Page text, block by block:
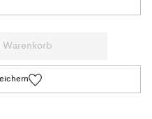
Warenkorb